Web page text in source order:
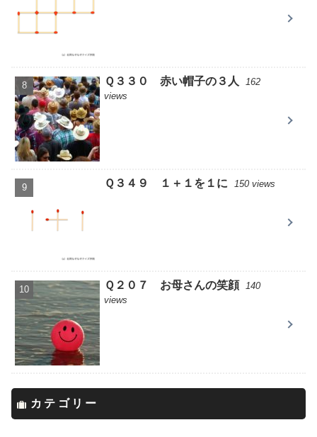
Ｑ３３０ 赤い帽子の３人
162
views
Ｑ３４９ １＋１を１に 150 views
Ｑ２０７ お母さんの笑顔
140
views
カテゴリー